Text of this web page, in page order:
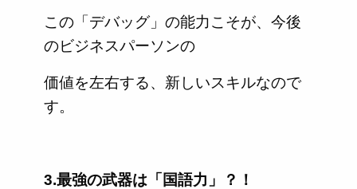
この「デバッグ」の能力こそが、今後
のビジネスパーソンの
価値を左右する、新しいスキルなので
す。
3.最強の武器は「国語力」？！